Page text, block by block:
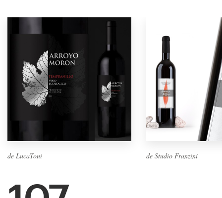
de LucaToni de Studio Franzini